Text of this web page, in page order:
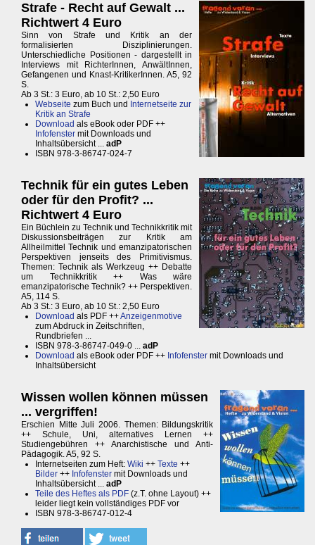
Strafe - Recht auf Gewalt ...
Richtwert 4 Euro
Sinn von Strafe und Kritik an der
formalisierten Disziplinierungen.
Unterschiedliche Positionen - dargestellt in
Interviews mit RichterInnen, AnwältInnen,
Gefangenen und Knast-KritikerInnen. A5, 92
S.
Ab 3 St.: 3 Euro, ab 10 St.: 2,50 Euro
Webseite zum Buch und Internetseite zur
Kritik an Strafe
Download als eBook oder PDF ++
Infofenster mit Downloads und
Inhaltsübersicht ... adP
ISBN 978-3-86747-024-7
Technik für ein gutes Leben
oder für den Profit? ...
Richtwert 4 Euro
Ein Büchlein zu Technik und Technikkritik mit
Diskussionsbeiträgen zur Kritik am
Allheilmittel Technik und emanzipatorischen
Perspektiven jenseits des Primitivismus.
Themen: Technik als Werkzeug ++ Debatte
um Technikkritik ++ Was wäre
emanzipatorische Technik? ++ Perspektiven.
A5, 114 S.
Ab 3 St.: 3 Euro, ab 10 St.: 2,50 Euro
Download als PDF ++Anzeigenmotive
zum Abdruck in Zeitschriften,
Rundbriefen ...
ISBN 978-3-86747-049-0 ... adP
Download als eBook oder PDF ++ Infofenster mit Downloads und
Inhaltsübersicht
Wissen wollen können müssen
... vergriffen!
Erschien Mitte Juli 2006. Themen: Bildungskritik
++ Schule, Uni, alternatives Lernen ++
Studiengebühren ++ Anarchistische und Anti-
Pädagogik. A5, 92 S.
Internetseiten zum Heft: Wiki ++ Texte ++
Bilder ++ Infofenster mit Downloads und
Inhaltsübersicht ... adP
Teile des Heftes als PDF (z.T. ohne Layout) ++
leider liegt kein vollständiges PDF vor
ISBN 978-3-86747-012-4